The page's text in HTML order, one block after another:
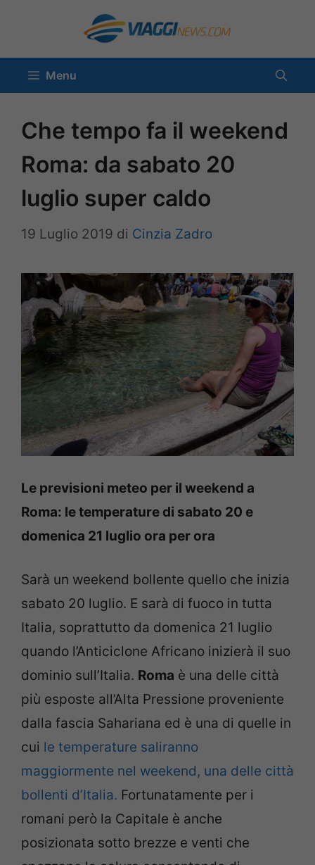
contenuto
Menu
Che tempo fa il weekend
Roma: da sabato 20
luglio super caldo
19 Luglio 2019 di Cinzia Zadro
Le previsioni meteo per il weekend a
Roma: le temperature di sabato 20 e
domenica 21 luglio ora per ora
Sarà un weekend bollente quello che inizia
sabato 20 luglio. E sarà di fuoco in tutta
Italia, soprattutto da domenica 21 luglio
quando l’Anticiclone Africano inizierà il suo
dominio sull’Italia. Roma è una delle città
più esposte all’Alta Pressione proveniente
dalla fascia Sahariana ed è una di quelle in
cui le temperature saliranno
maggiormente nel weekend, una delle città
bollenti d’Italia. Fortunatamente per i
romani però la Capitale è anche
posizionata sotto brezze e venti che